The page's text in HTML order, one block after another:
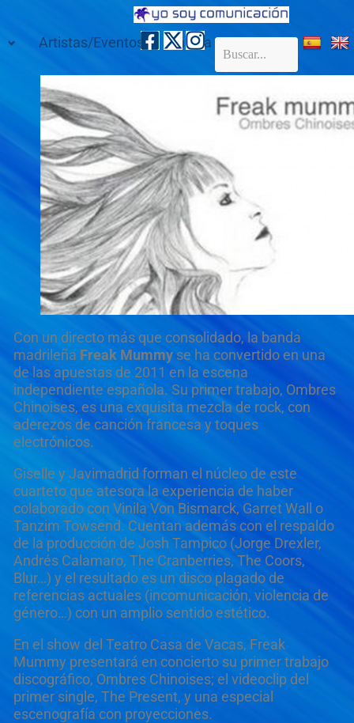
Artistas/Eventos Galería Contacto
Con un directo más que consolidado, la banda
madrileña Freak Mummyse ha convertido en una
de las apuestas de 2011 en la escena
independiente española. Su primer trabajo, Ombres
Chinoises, es una exquisita mezcla de rock, con
aderezos de canción francesa y toques
electrónicos.
Giselle y Javimadrid forman el núcleo de este
cuarteto que atesora la experiencia de haber
colaborado con Vinila Von Bismarck, Garret Wall o
Tanzim Towsend. Cuentan además con el respaldo
de la producción de Josh Tampico (Jorge Drexler,
Andrés Calamaro, The Cranberries, The Coors,
Blur…) y el resultado es un disco plagado de
referencias actuales (incomunicación, violencia de
género…) con un amplio sentido estético.
En el show del Teatro Casa de Vacas, Freak
Mummy presentará en concierto su primer trabajo
discográfico, Ombres Chinoises; el videoclip del
primer single, The Present, y una especial
escenografía con proyecciones.